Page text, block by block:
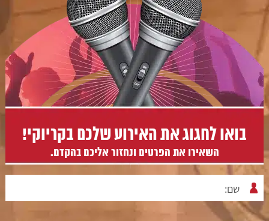
בואו לחגוג את האירוע שלכם בקריוקי!
השאירו את הפרטים ונחזור אליכם בהקדם.